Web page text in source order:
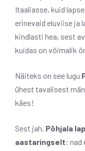
Itaaliasse, kuid
erinevaid eluviise ja
kindlasti hea, sest
kuidas on võimalik
Näiteks on see lugu
ühest tavalisest
käes!
Sest jah, Põhjala
aastaringselt: nad